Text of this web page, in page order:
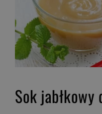
Sok